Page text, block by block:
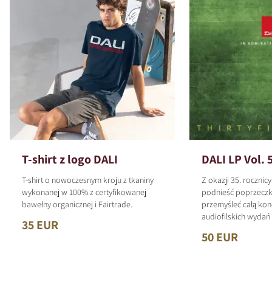
T-shirt z logo DALI
T-shirt o nowoczesnym kroju z tkaniny
wykonanej w 100% z certyfikowanej
bawełny organicznej i Fairtrade.
35 EUR
DALI LP Vol.
Z okazji 35.
podnieść
przemyśleć całą
audiofilskich
50 EUR